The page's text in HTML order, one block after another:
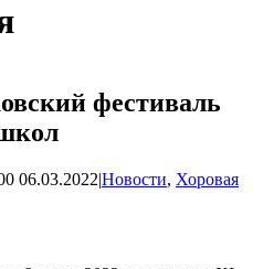
фестиваль
06.03.2022|Новости, Хоровая